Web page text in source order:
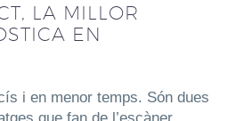
LA MILLOR
EN
i en menor temps. Són dues